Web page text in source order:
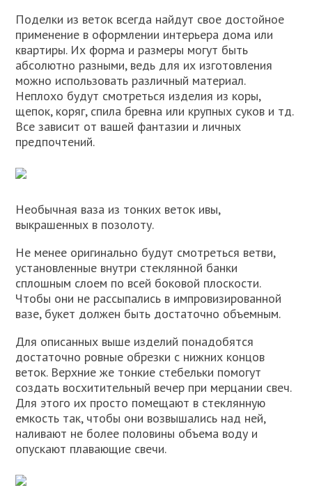
Поделки из веток всегда найдут свое достойное
применение в оформлении интерьера дома или
квартиры. Их форма и размеры могут быть
абсолютно разными, ведь для их изготовления
можно использовать различный материал.
Неплохо будут смотреться изделия из коры,
щепок, коряг, спила бревна или крупных суков и тд.
Все зависит от вашей фантазии и личных
предпочтений.
Необычная ваза из тонких веток ивы,
выкрашенных в позолоту.
Не менее оригинально будут смотреться ветви,
установленные внутри стеклянной банки
сплошным слоем по всей боковой плоскости.
Чтобы они не рассыпались в импровизированной
вазе, букет должен быть достаточно объемным.
Для описанных выше изделий понадобятся
достаточно ровные обрезки с нижних концов
веток. Верхние же тонкие стебельки помогут
создать восхитительный вечер при мерцании свеч.
Для этого их просто помещают в стеклянную
емкость так, чтобы они возвышались над ней,
наливают не более половины объема воду и
опускают плавающие свечи.